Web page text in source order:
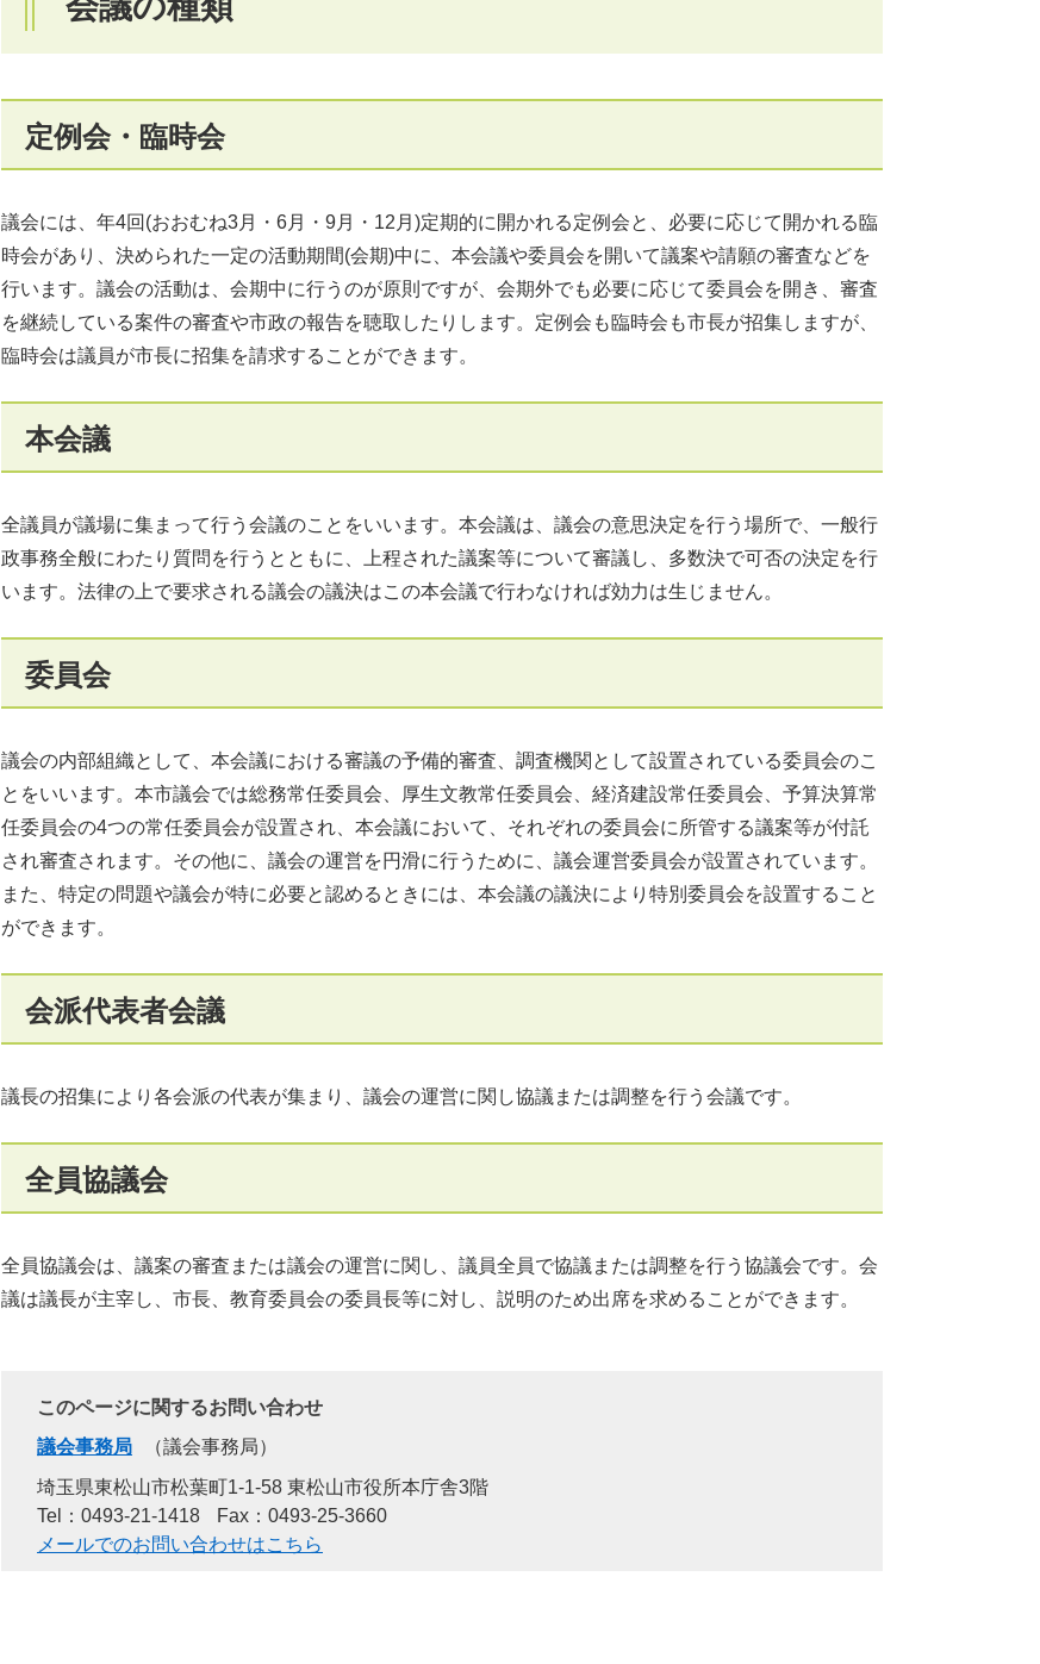
定例会・臨時会
議会には、年4回(おおむね3月・6月・9月・12月)定期的に開かれる定例会と、必要に応じて開かれる臨
時会があり、決められた一定の活動期間(会期)中に、本会議や委員会を開いて議案や請願の審査などを
行います。議会の活動は、会期中に行うのが原則ですが、会期外でも必要に応じて委員会を開き、審査
を継続している案件の審査や市政の報告を聴取したりします。定例会も臨時会も市長が招集しますが、
臨時会は議員が市長に招集を請求することができます。
本会議
全議員が議場に集まって行う会議のことをいいます。本会議は、議会の意思決定を行う場所で、一般行
政事務全般にわたり質問を行うとともに、上程された議案等について審議し、多数決で可否の決定を行
います。法律の上で要求される議会の議決はこの本会議で行わなければ効力は生じません。
委員会
議会の内部組織として、本会議における審議の予備的審査、調査機関として設置されている委員会のこ
とをいいます。本市議会では総務常任委員会、厚生文教常任委員会、経済建設常任委員会、予算決算常
任委員会の4つの常任委員会が設置され、本会議において、それぞれの委員会に所管する議案等が付託
され審査されます。その他に、議会の運営を円滑に行うために、議会運営委員会が設置されています。
また、特定の問題や議会が特に必要と認めるときには、本会議の議決により特別委員会を設置すること
ができます。
会派代表者会議
議長の招集により各会派の代表が集まり、議会の運営に関し協議または調整を行う会議です。
全員協議会
全員協議会は、議案の審査または議会の運営に関し、議員全員で協議または調整を行う協議会です。会
議は議長が主宰し、市長、教育委員会の委員長等に対し、説明のため出席を求めることができます。
このページに関するお問い合わせ
議会事務局
議会事務局
埼玉県東松山市松葉町1-1-58 東松山市役所本庁舎3階
Tel：0493-21-1418
Fax：0493-25-3660
メールでのお問い合わせはこちら